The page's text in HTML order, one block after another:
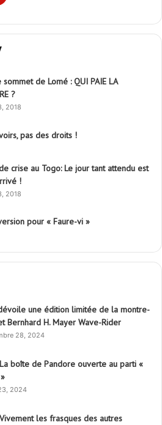
de Lomé : QUI PAIE LA
?
2018
pas des droits !
crise au Togo: Le jour tant attendu est
!
2018
pour « Faure-vi »
une édition limitée de la montre-
Bernhard H. Mayer Wave-Rider
28, 2024
boîte de Pandore ouverte au parti «
2024
les frasques des autres